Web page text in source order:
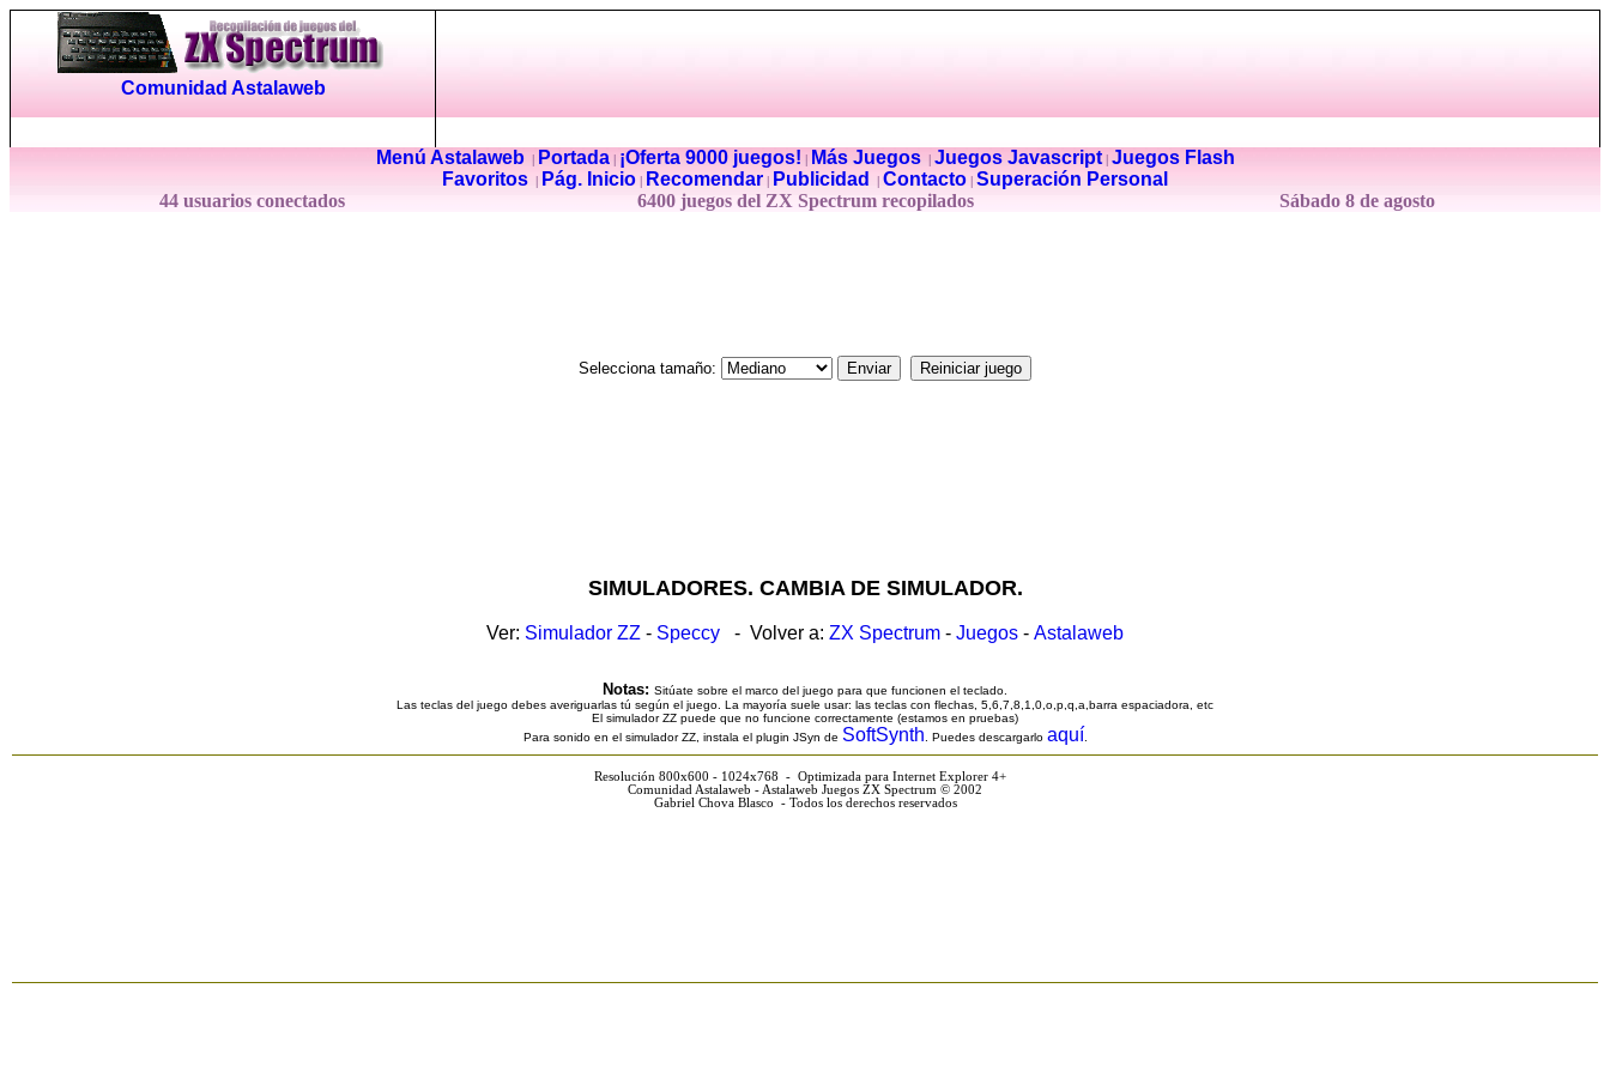
Comunidad Astalaweb
Menú Astalaweb| Portada| ¡Oferta 9000 juegos! Más Juegos| Juegos Javascript| Juegos Flash
Favoritos
Pág. Inicio Recomendar Publicidad Contacto Superación Personal
44 usuarios conectados
6400 juegos del ZX Spectrum recopilados Sábado 8 de agosto
Selecciona tamaño:
SIMULADORES. CAMBIA DE SIMULADOR.
Ver: Simulador ZZ - Speccy - Volver a: ZX Spectrum - Juegos - Astalaweb
Notas: Sitúate sobre el marco del juego para que funcionen el teclado.
Las teclas del juego debes averiguarlas tú según el juego. La mayoría suele usar: las teclas con flechas, 5,6,7,8,1,0,o,p,q,a,barra espaciadora, etc
El simulador ZZ puede que no funcione correctamente (estamos en pruebas)
Para sonido en el simulador ZZ, instala el plugin JSyn de SoftSynth . Puedes descargarlo aquí
Resolución 800x600 - 1024x768 - Optimizada para Internet Explorer 4+
Comunidad Astalaweb - Astalaweb Juegos ZX Spectrum © 2002
Gabriel Chova Blasco - Todos los derechos reservados